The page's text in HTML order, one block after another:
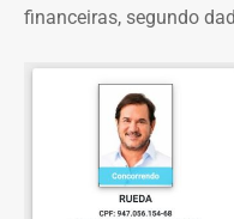
financeiras, segundo